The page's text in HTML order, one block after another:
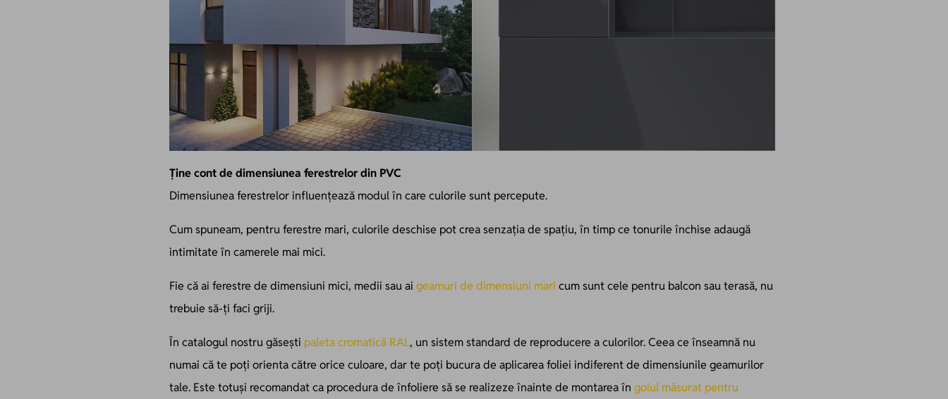
Ține cont de dimensiunea ferestrelor din PVC
Dimensiunea ferestrelor influențează modul în care culorile sunt percepute.
Cum spuneam, pentru ferestre mari, culorile deschise pot crea senzația de spațiu, în timp ce tonurile închise adaugă
intimitate în camerele mai mici.
Fie că ai ferestre de dimensiuni mici, medii sau ai geamuri de dimensiuni mari cum sunt cele pentru balcon sau terasă, nu
trebuie să-ți faci griji.
În catalogul nostru găsești paleta cromatică RAL, un sistem standard de reproducere a culorilor. Ceea ce înseamnă nu
numai că te poți orienta către orice culoare, dar te poți bucura de aplicarea foliei indiferent de dimensiunile geamurilor
tale. Este totuși recomandat ca procedura de înfoliere să se realizeze înainte de montarea în golul măsurat pentru